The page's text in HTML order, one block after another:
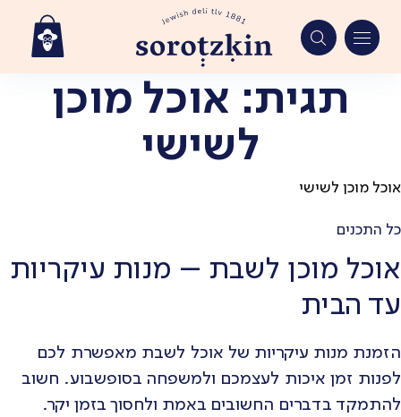
תגית: אוכל מוכן
לשישי
אוכל מוכן לשישי
כל התכנים
אוכל מוכן לשבת – מנות עיקריות
עד הבית
הזמנת מנות עיקריות של אוכל לשבת מאפשרת לכם
לפנות זמן איכות לעצמכם ולמשפחה בסופשבוע. חשוב
להתמקד בדברים החשובים באמת ולחסוך בזמן יקר.